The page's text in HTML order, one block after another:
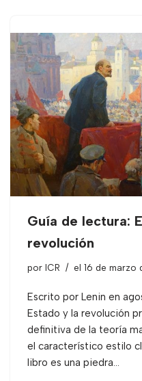
Guía de lectura:
revolución
por ICR el 16 de marzo
Escrito por Lenin en
Estado y la revolución
definitiva de la teoría
el característico estilo
libro es una piedra…